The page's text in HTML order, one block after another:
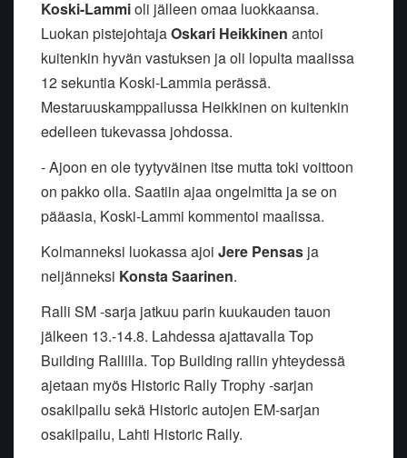
Koski-Lammioli jälleen omaa luokkaansa.
Luokan pistejohtajaOskari Heikkinen antoi
kuitenkin hyvän vastuksen ja oli lopulta maalissa
12 sekuntia Koski-Lammia perässä.
Mestaruuskamppailussa Heikkinen on kuitenkin
edelleen tukevassa johdossa.
- Ajoon en ole tyytyväinen itse mutta toki voittoon
on pakko olla. Saatiin ajaa ongelmitta ja se on
pääasia, Koski-Lammi kommentoi maalissa.
Kolmanneksi luokassa ajoi Jere Pensas ja
neljänneksi Konsta Saarinen.
Ralli SM -sarja jatkuu parin kuukauden tauon
jälkeen 13.-14.8. Lahdessa ajattavalla Top
Building Rallilla. Top Building rallin yhteydessä
ajetaan myös Historic Rally Trophy -sarjan
osakilpailu sekä Historic autojen EM-sarjan
osakilpailu, Lahti Historic Rally.